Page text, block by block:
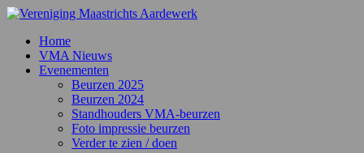
Home
VMA Nieuws
Evenementen
Beurzen 2025
Beurzen 2024
Standhouders VMA-beurzen
Foto impressie beurzen
Verder te zien / doen